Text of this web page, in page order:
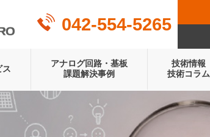
042-554-5265
ス
アナログ回路・基板
課題解決事例
技術情報
技術コラム